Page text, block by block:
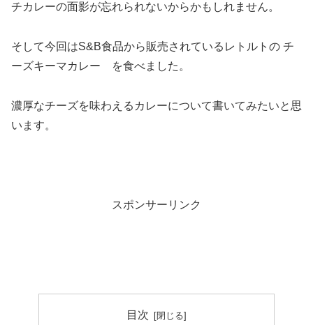
チカレーの面影が忘れられないからかもしれません。
そして今回はS&B食品から販売されているレトルトの チ
ーズキーマカレー を食べました。
濃厚なチーズを味わえるカレーについて書いてみたいと思
います。
スポンサーリンク
目次